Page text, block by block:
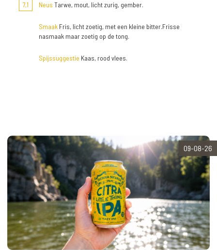
7,1 Neus Tarwe, mout, licht zurig, gember.
Smaak Fris, licht zoetig, met een kleine bitter.Frisse
nasmaak maar zoetig op de tong.
Spijssuggestie Kaas, rood vlees.
09-08-26